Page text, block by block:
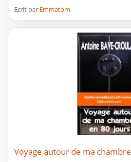
Ecrit par Emmatom
Voyage autour de ma chambre